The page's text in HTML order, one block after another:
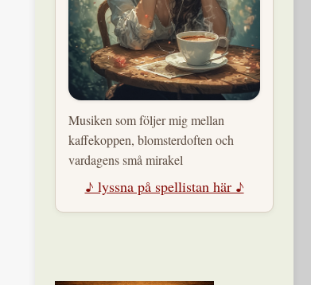
Musiken som följer mig mellan
kaffekoppen, blomsterdoften och
vardagens små mirakel
♪ lyssna på spellistan här ♪